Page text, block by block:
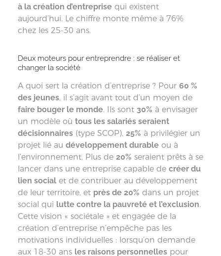
à la création d’entreprisequi existent
aujourd’hui. Le chiffre monte même à 76%
chez les 25-30 ans.
Deux moteurs pour entreprendre : se réaliser et
changer la société
A quoi sert la création d’entreprise ? Pour 60 %
des jeunes, il s’agit avant tout d’un moyen de
faire bouger le monde. Ils sont 30% à envisager
un modèle où tous les salariés seraient
décisionnaires(type SCOP), 25% à privilégier un
projet lié au développement durableou à
l’environnement. Plus de 20% seraient prêts à se
lancer dans une entreprise capable de créer du
lien socialet de contribuer au développement
de leur territoire, et près de 20% dans un projet
social qui lutte contre la pauvreté et l’exclusion.
Cette vision « sociétale » et engagée de la
création d’entreprise n’empêche pas les
motivations individuelles : lorsqu’on demande
aux 18-30 ans les raisons personnellespour